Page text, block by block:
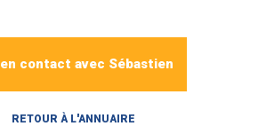
contact avec Sébastien
RETOUR À L'ANNUAIRE